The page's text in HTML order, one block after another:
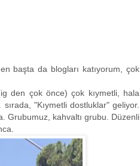
başta da blogları katıyorum, çok
den çok önce) çok kıymetli, hala
"Kıymetli dostluklar" geliyor.
Grubumuz, kahvaltı grubu. Düzenli